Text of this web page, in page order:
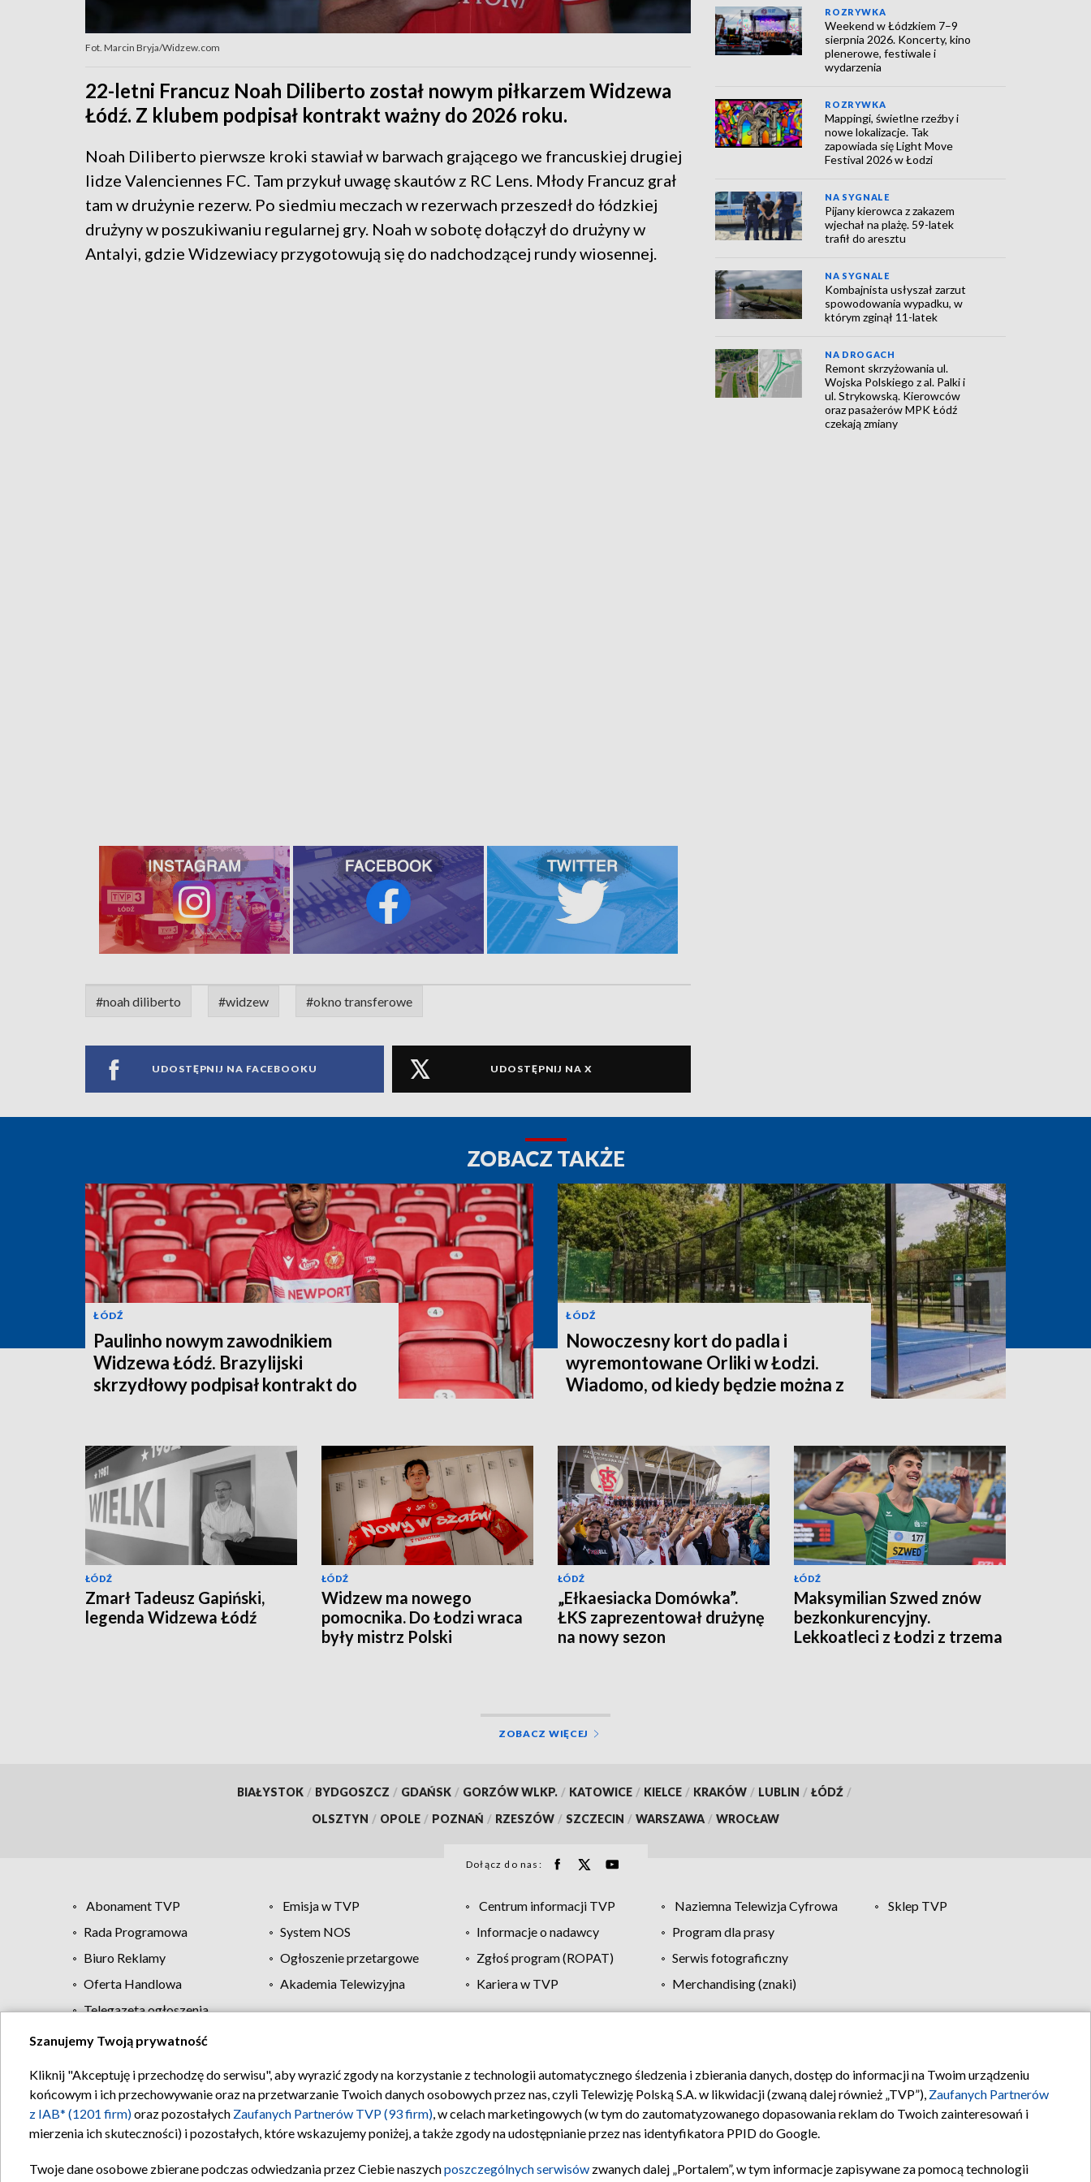
Fot. Marcin Bryja/Widzew.com
22-letni Francuz Noah Diliberto został nowym piłkarzem Widzewa
Łódź. Z klubem podpisał kontrakt ważny do 2026 roku.
Noah Diliberto pierwsze kroki stawiał w barwach grającego we francuskiej drugiej
lidze Valenciennes FC. Tam przykuł uwagę skautów z RC Lens. Młody Francuz grał
tam w drużynie rezerw. Po siedmiu meczach w rezerwach przeszedł do łódzkiej
drużyny w poszukiwaniu regularnej gry. Noah w sobotę dołączył do drużyny w
Antalyi, gdzie Widzewiacy przygotowują się do nadchodzącej rundy wiosennej.
#noah diliberto #widzew #okno transferowe
UDOSTĘPNIJ NA FACEBOOKU UDOSTĘPNIJ NA X
ROZRYWKA
Weekend w Łódzkiem 7–9
sierpnia 2026. Koncerty, kino
plenerowe, festiwale i
wydarzenia
ROZRYWKA
Mappingi, świetlne rzeźby i
nowe lokalizacje. Tak
zapowiada się Light Move
Festival 2026 w Łodzi
NA SYGNALE
Pijany kierowca z zakazem
wjechał na plażę. 59-latek
trafił do aresztu
NA SYGNALE
Kombajnista usłyszał zarzut
spowodowania wypadku, w
którym zginął 11-latek
NA DROGACH
Remont skrzyżowania ul.
Wojska Polskiego z al. Palki i
ul. Strykowską. Kierowców
oraz pasażerów MPK Łódź
czekają zmiany
ZOBACZ TAKŻE
ŁÓDŹ
Paulinho nowym zawodnikiem
Widzewa Łódź. Brazylijski
skrzydłowy podpisał kontrakt do
ŁÓDŹ
Nowoczesny kort do padla i
wyremontowane Orliki w Łodzi.
Wiadomo, od kiedy będzie można z
ŁÓDŹ
Zmarł Tadeusz Gapiński,
legenda Widzewa Łódź
ŁÓDŹ
Widzew ma nowego
pomocnika. Do Łodzi wraca
były mistrz Polski
ŁÓDŹ
„Ełkaesiacka Domówka”.
ŁKS zaprezentował drużynę
na nowy sezon
ŁÓDŹ
Maksymilian Szwed znów
bezkonkurencyjny.
Lekkoatleci z Łodzi z trzema
ZOBACZ WIĘCEJ
BIAŁYSTOK / BYDGOSZCZ / GDAŃSK / GORZÓW WLKP. / KATOWICE / KIELCE / KRAKÓW / LUBLIN / ŁÓDŹ /
OLSZTYN / OPOLE / POZNAŃ / RZESZÓW / SZCZECIN / WARSZAWA / WROCŁAW
Dołącz do nas:
Abonament TVP Emisja w TVP Centrum informacji TVP Naziemna Telewizja Cyfrowa
Sklep TVP
Rada Programowa
System NOS Informacje o nadawcy
Program dla prasy
Biuro Reklamy
Ogłoszenie przetargowe Zgłoś program (ROPAT)
Serwis fotograficzny
Oferta Handlowa
Akademia Telewizyjna Kariera w TVP
Merchandising (znaki)
Telegazeta ogłoszenia
Regulamin TVP Polityka prywatności Moje zgody Pomoc Biuro reklamy Kontakt
Szanujemy Twoją prywatność
Kliknij "Akceptuję i przechodzę do serwisu", aby wyrazić zgody na korzystanie z technologii automatycznego śledzenia i zbierania danych, dostęp do informacji na Twoim urządzeniu
końcowym i ich przechowywanie oraz na przetwarzanie Twoich danych osobowych przez nas, czyli Telewizję Polską S.A. w likwidacji (zwaną dalej również „TVP”), Zaufanych Partnerów
z IAB* (1201 firm)oraz pozostałych Zaufanych Partnerów TVP (93 firm), w celach marketingowych (w tym do zautomatyzowanego dopasowania reklam do Twoich zainteresowań i
mierzenia ich skuteczności) i pozostałych, które wskazujemy poniżej, a także zgody na udostępnianie przez nas identyfikatora PPID do Google.
Twoje dane osobowe zbierane podczas odwiedzania przez Ciebie naszychposzczególnych serwisów zwanych dalej „Portalem”, w tym informacje zapisywane za pomocą technologii